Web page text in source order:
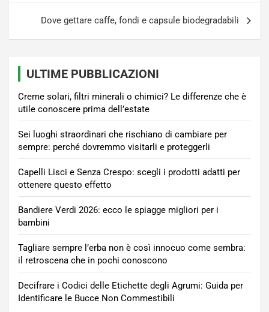
Dove gettare caffe, fondi e capsule biodegradabili
ULTIME PUBBLICAZIONI
Creme solari, filtri minerali o chimici? Le differenze che è
utile conoscere prima dell’estate
Sei luoghi straordinari che rischiano di cambiare per
sempre: perché dovremmo visitarli e proteggerli
Capelli Lisci e Senza Crespo: scegli i prodotti adatti per
ottenere questo effetto
Bandiere Verdi 2026: ecco le spiagge migliori per i
bambini
Tagliare sempre l’erba non è così innocuo come sembra:
il retroscena che in pochi conoscono
Decifrare i Codici delle Etichette degli Agrumi: Guida per
Identificare le Bucce Non Commestibili